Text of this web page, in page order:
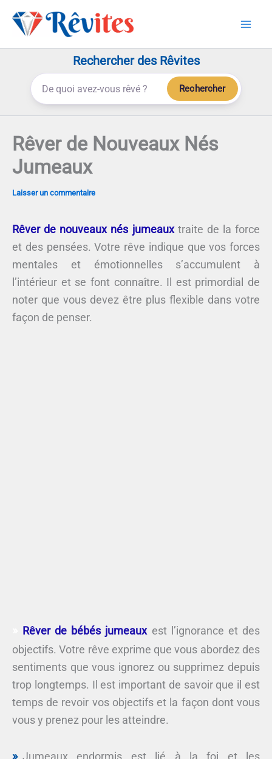
Rechercher des Rêvites
Rechercher
Rêver de Nouveaux Nés
Jumeaux
Laisser un commentaire
Rêver de nouveaux nés jumeauxtraite de la force
et des pensées. Votre rêve indique que vos forces
mentales et émotionnelles s’accumulent à
l’intérieur et se font connaître. Il est primordial de
noter que vous devez être plus flexible dans votre
façon de penser.
Rêver de bébés jumeauxest l’ignorance et des
objectifs. Votre rêve exprime que vous abordez des
sentiments que vous ignorez ou supprimez depuis
trop longtemps. Il est important de savoir que il est
temps de revoir vos objectifs et la façon dont vous
vous y prenez pour les atteindre.
Jumeaux endormis est lié à la foi et les